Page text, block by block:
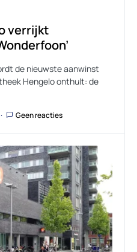
verrijkt
de nieuwste aanwinst
Hengelo onthult: de
Geen reacties